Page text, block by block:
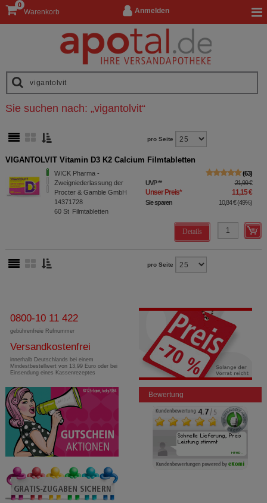
Anmelden
Warenkorb
0
Sie suchen nach: „vigantolvit“
pro Seite
VIGANTOLVIT Vitamin D3 K2 Calcium Filmtabletten
WICK Pharma -
Zweigniederlassung der
Procter & Gamble GmbH
14371728
60 St Filmtabletten
63
UVP** 21,99 €
Unser Preis* 11,15 €
Sie sparen 10,84 €(49%)
Details
pro Seite
0800-10 11 422
gebührenfreie Rufnummer
Versandkostenfrei
innerhalb Deutschlands bei einem
Mindestbestellwert von 13,99 Euro oder bei
Einsendung eines Kassenrezeptes
Bewertung